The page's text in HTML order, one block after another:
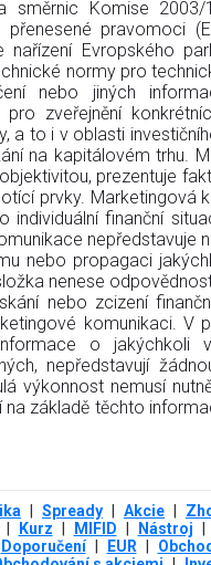
směrnic Komise 2003/
pravomoci
Evropského
normy pro
nebo jiných
zveřejnění
a to i v oblasti
na kapitálovém trhu.
prezentuje
prvky. Marketingová
individuální finanční
nepředstavuje
nebo propagaci
nenese
nebo zcizení
komunikaci. V
o jakýchkoli
nepředstavují
výkonnost nemusí
základě těchto
| Spready | Akcie |
| Kurz | MIFID | Nástroj |
Doporučení | EUR |